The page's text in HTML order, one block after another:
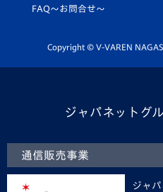
平和祈念活動
ホームタウン活動
スクール
FAQ〜お問合せ〜
Copyright © V-VAREN
ジャパネットグ
通信販売事業
ジャ